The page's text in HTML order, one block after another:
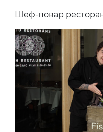
Шеф-повар